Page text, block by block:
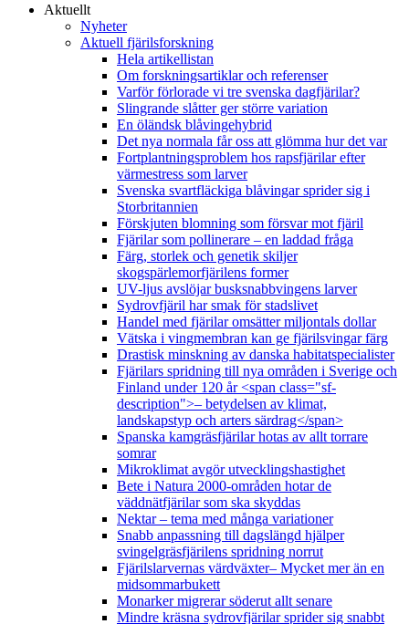
Aktuellt
Nyheter
Aktuell fjärilsforskning
Hela artikellistan
Om forskningsartiklar och referenser
Varför förlorade vi tre svenska dagfjärilar?
Slingrande slåtter ger större variation
En öländsk blåvingehybrid
Det nya normala får oss att glömma hur det var
Fortplantningsproblem hos rapsfjärilar efter
värmestress som larver
Svenska svartfläckiga blåvingar sprider sig i
Storbritannien
Förskjuten blomning som försvar mot fjäril
Fjärilar som pollinerare – en laddad fråga
Färg, storlek och genetik skiljer
skogspärlemorfjärilens former
UV-ljus avslöjar busksnabbvingens larver
Sydrovfjäril har smak för stadslivet
Handel med fjärilar omsätter miljontals dollar
Vätska i vingmembran kan ge fjärilsvingar färg
Drastisk minskning av danska habitatspecialister
Fjärilars spridning till nya områden i Sverige och
Finland under 120 år <span class="sf-
description">– betydelsen av klimat,
landskapstyp och arters särdrag</span>
Spanska kamgräsfjärilar hotas av allt torrare
somrar
Mikroklimat avgör utvecklingshastighet
Bete i Natura 2000-områden hotar de
väddnätfjärilar som ska skyddas
Nektar – tema med många variationer
Snabb anpassning till dagslängd hjälper
svingelgräsfjärilens spridning norrut
Fjärilslarvernas värdväxter– Mycket mer än en
midsommarbukett
Monarker migrerar söderut allt senare
Mindre kräsna sydrovfjärilar sprider sig snabbt